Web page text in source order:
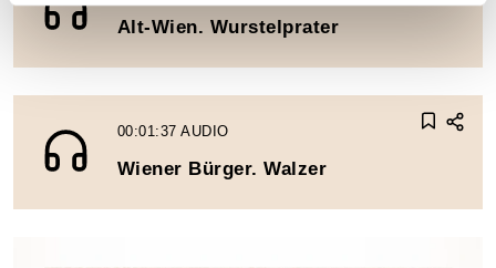
Alt-Wien. Wurstelprater
00:01:37AUDIO
Wiener Bürger. Walzer